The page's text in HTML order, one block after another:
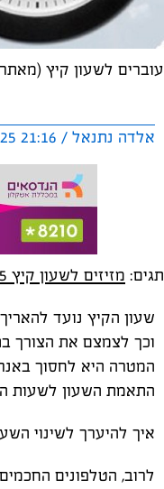
עוברים לשעון קיץ
אלדה נתנאל / 21:16 02.03.25
תגים: מזיזים לשעון קיץ 2025
שעון הקיץ נועד
וכך לצמצם את הצורך
המטרה היא לחסוך
התאמת השעון לשעות
איך להיערך לשינוי
לרוב, הטלפונים